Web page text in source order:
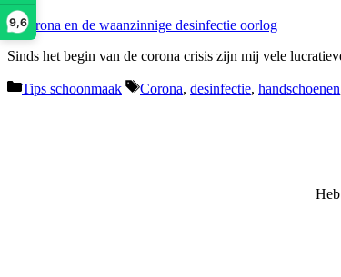
9,6
Sinds het begin van de corona crisis zijn mij vele
Categorieën
Tips schoonmaak Tags
Corona, desinfectie, handschoenen